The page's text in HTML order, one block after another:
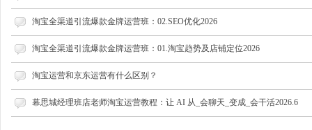
淘宝全渠道引流爆款金牌运营班：02.SEO优化2026
淘宝全渠道引流爆款金牌运营班：01.淘宝趋势及店铺定位2026
淘宝运营和京东运营有什么区别？
幕思城经理班店老师淘宝运营教程：让 AI 从_会聊天_变成_会干活2026.6